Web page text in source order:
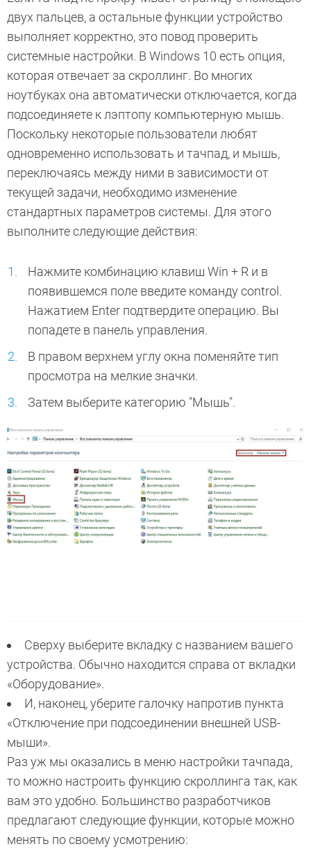
двух пальцев, а остальные функции устройство
выполняет корректно, это повод проверить
системные настройки. В Windows 10 есть опция,
которая отвечает за скроллинг. Во многих
ноутбуках она автоматически отключается, когда
подсоединяете к лэптопу компьютерную мышь.
Поскольку некоторые пользователи любят
одновременно использовать и тачпад, и мышь,
переключаясь между ними в зависимости от
текущей задачи, необходимо изменение
стандартных параметров системы. Для этого
выполните следующие действия:
Нажмите комбинацию клавиш Win + R и в
появившемся поле введите команду control.
Нажатием Enter подтвердите операцию. Вы
попадете в панель управления.
В правом верхнем углу окна поменяйте тип
просмотра на мелкие значки.
Затем выберите категорию "Мышь".
Сверху выберите вкладку с названием вашего
устройства. Обычно находится справа от вкладки
«Оборудование».
И, наконец, уберите галочку напротив пункта
«Отключение при подсоединении внешней USB-
мыши».
Раз уж мы оказались в меню настройки тачпада,
то можно настроить функцию скроллинга так, как
вам это удобно. Большинство разработчиков
предлагают следующие функции, которые можно
менять по своему усмотрению: